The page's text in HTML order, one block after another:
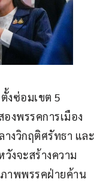
งซ่อมเขต 5
งพรรคการเมือง
งวิกฤติศรัทธา และ
งจะสร้างความ
าพพรรคฝ่ายค้าน